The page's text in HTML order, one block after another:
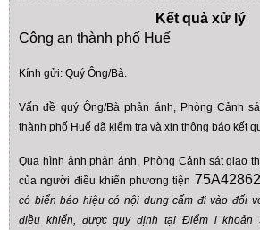
Kết quả xử lý
Công an thành phố Huế
Kính gửi: Quý Ông/Bà.
Vấn đề quý Ông/Bà phản ánh, Phòng Cảnh
thành phố Huế đã kiểm tra và xin thông báo kết
Qua hình ảnh phản ánh, Phòng Cảnh sát giao
của người điều khiển phương tiện 75A42862
có biển báo hiệu có nội dung cấm đi vào đối
điều khiển, được quy định tại Điểm i